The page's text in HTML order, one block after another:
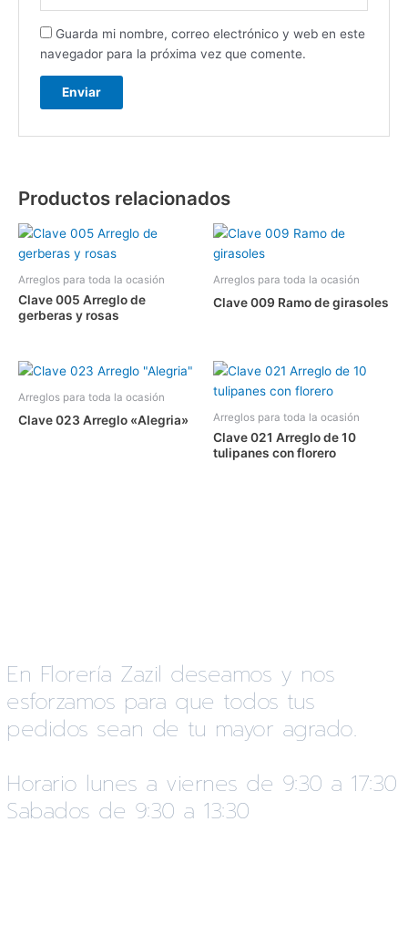
Guarda mi nombre, correo electrónico y web en este
navegador para la próxima vez que comente.
Productos relacionados
Arreglos para toda la ocasión
Clave 005 Arreglo de
gerberas y rosas
Arreglos para toda la ocasión
Clave 009 Ramo de girasoles
Arreglos para toda la ocasión
Clave 023 Arreglo «Alegria» Arreglos para toda la ocasión
Clave 021 Arreglo de 10
tulipanes con florero
En Florería Zazil deseamos y nos
esforzamos para que todos tus
pedidos sean de tu mayor agrado.
Horario lunes a viernes de 9:30 a 17:30
Sabados de 9:30 a 13:30